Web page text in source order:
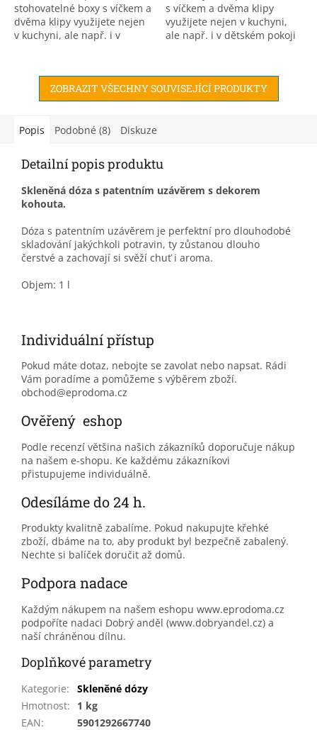
stohovatelné boxy s víčkem a
dvěma klipy využijete nejen
v kuchyni, ale např. i v
součástky.
s víčkem a dvěma klipy
využijete nejen v kuchyni,
ale např. i v dětském pokoji
ZOBRAZIT VŠECHNY SOUVISEJÍCÍ PRODUKTY
Popis Podobné (8) Diskuze
Detailní popis produktu
Skleněná dóza s patentním uzávěrem s dekorem
kohouta.
Dóza s patentním uzávěrem je perfektní pro dlouhodobé
skladování jakýchkoli potravin, ty zůstanou dlouho
čerstvé a zachovají si svěží chuť i aroma.
Objem: 1 l
Individuální přístup
Pokud máte dotaz, nebojte se zavolat nebo napsat. Rádi
Vám poradíme a pomůžeme s výběrem zboží.
obchod@eprodoma.cz
Ověřený eshop
Podle recenzí většina našich zákazníků doporučuje nákup
na našem e-shopu. Ke každému zákazníkovi
přistupujeme individuálně.
Odesíláme do 24 h.
Produkty kvalitně zabalíme. Pokud nakupujte křehké
zboží, dbáme na to, aby produkt byl bezpečně zabalený.
Nechte si balíček doručit až domů.
Podpora nadace
Každým nákupem na našem eshopu www.eprodoma.cz
podpoříte nadaci Dobrý anděl (www.dobryandel.cz) a
naší chráněnou dílnu.
Doplňkové parametry
Kategorie:
Skleněné dózy
Hmotnost:
1 kg
EAN: 5901292667740